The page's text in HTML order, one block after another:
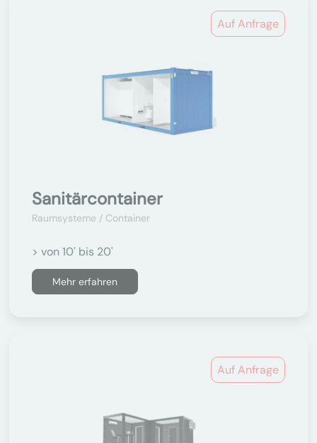
Auf Anfrage
Sanitärcontainer
Raumsysteme / Container
> von 10' bis 20'
Mehr erfahren
Auf Anfrage